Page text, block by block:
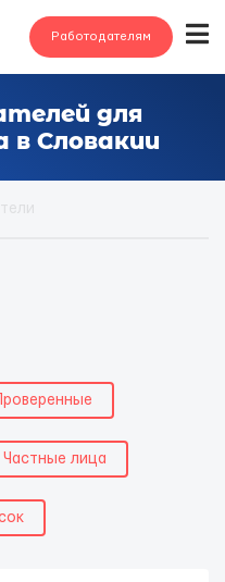
Работодателям
для
Словакии
Проверенные
Частные лица